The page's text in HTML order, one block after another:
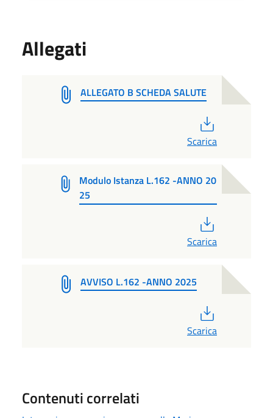
Allegati
ALLEGATO B SCHEDA SALUTE
Scarica
Modulo Istanza L.162 -ANNO 20
25
Scarica
AVVISO L.162 -ANNO 2025
Scarica
Contenuti correlati